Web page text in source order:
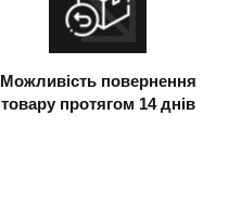
Можливість повернення
товару протягом 14 днів